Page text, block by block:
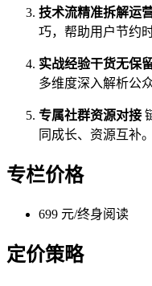
技术流精准拆解运
巧，帮助用户节约
实战经验干货无保
多维度深入解析公
专属社群资源对接
同成长、资源互补。
专栏价格
699 元/终身阅读
定价策略